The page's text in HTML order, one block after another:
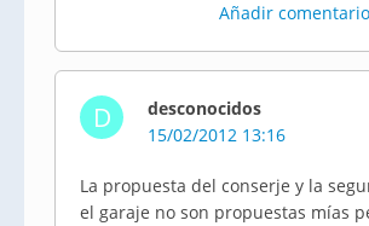
Añadir comentario
D
desconocidos
15/02/2012 13:16
La propuesta del conserje y la
el garaje no son propuestas mías